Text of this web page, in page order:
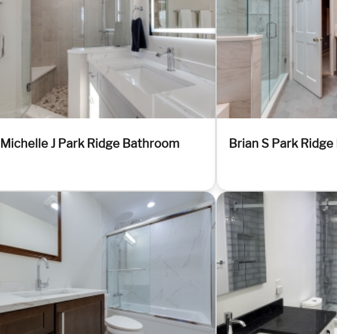
Michelle J Park Ridge Bathroom Brian S Park